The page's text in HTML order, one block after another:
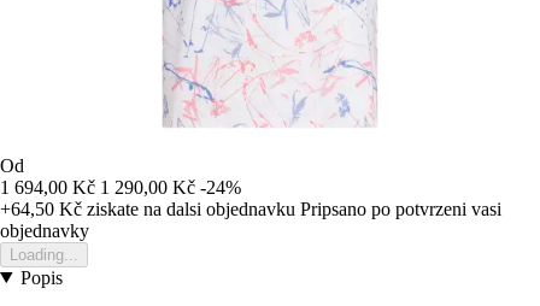
Od
1 694,00 Kč 1 290,00 Kč -24%
+64,50 Kč ziskate na dalsi objednavku Pripsano po potvrzeni vasi
objednavky
Loading...
Popis